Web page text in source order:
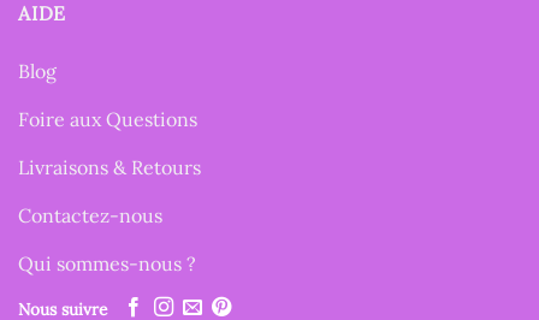
AIDE
Blog
Foire aux Questions
Livraisons & Retours
Contactez-nous
Qui sommes-nous ?
Nous suivre